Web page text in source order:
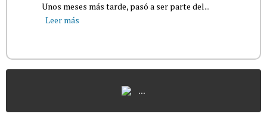
Unos meses más tarde, pasó a ser parte del...
Leer más
...